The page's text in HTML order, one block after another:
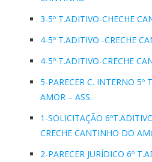
3-5º T.ADITIVO-CHECHE
4-5º T.ADITIVO -CRECHE
4-5º T.ADITIVO-CRECHE
5-PARECER C. INTERNO
AMOR – ASS.
1-SOLICITAÇÃO
CRECHE CANTINHO DO
2-PARECER JURÍDICO 6º